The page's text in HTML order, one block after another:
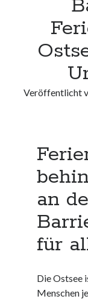
Neueste
Keine
Juli 2026
März 2026
Februar 2026
Januar 2026
Dezember 2025
Oktober 2025
September 2025
Veröffentlicht
an
für
Die Ostsee
Menschen